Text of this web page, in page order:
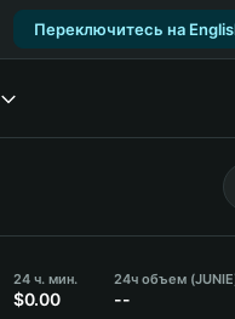
Переключитесь на
24 ч. мин.
$0.00
24ч объем
--